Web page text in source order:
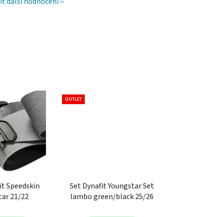
Speedskin
21/22
OUTLET
Set Dynafit Youngstar Set
lambo green/black 25/26